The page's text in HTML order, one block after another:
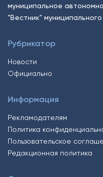
муниципальное
"Вестник"
Рубрикатор
Новости
Официально
Информация
Рекламодателям
Политика
Пользовательское
Редакционная политика